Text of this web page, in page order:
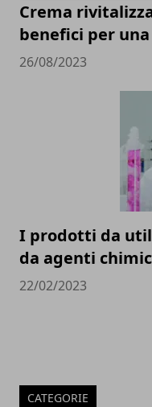
Crema
benefici per
26/08/2023
I prodotti da
da agenti
22/02/2023
CATEGORIE